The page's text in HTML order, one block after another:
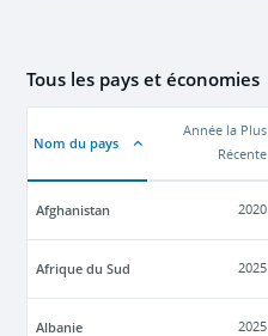
Tous les pays et économies
Nom du pays
Année la Plus
Récente
Afghanistan 2020
Afrique du Sud 2025
Albanie 2025